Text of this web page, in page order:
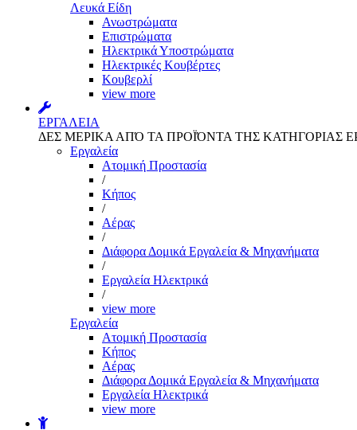
Λευκά Είδη
Ανωστρώματα
Επιστρώματα
Ηλεκτρικά Υποστρώματα
Ηλεκτρικές Κουβέρτες
Κουβερλί
view more
ΕΡΓΑΛΕΙΑ
ΔΕΣ ΜΕΡΙΚΑ ΑΠΌ ΤΑ ΠΡΟΪΌΝΤΑ ΤΗΣ ΚΑΤΗΓΟΡΙΑΣ
Εργαλεία
Aτομική Προστασία
/
Kήπος
/
Αέρας
/
Διάφορα Δομικά Εργαλεία & Μηχανήματα
/
Εργαλεία Ηλεκτρικά
/
view more
Εργαλεία
Aτομική Προστασία
Kήπος
Αέρας
Διάφορα Δομικά Εργαλεία & Μηχανήματα
Εργαλεία Ηλεκτρικά
view more